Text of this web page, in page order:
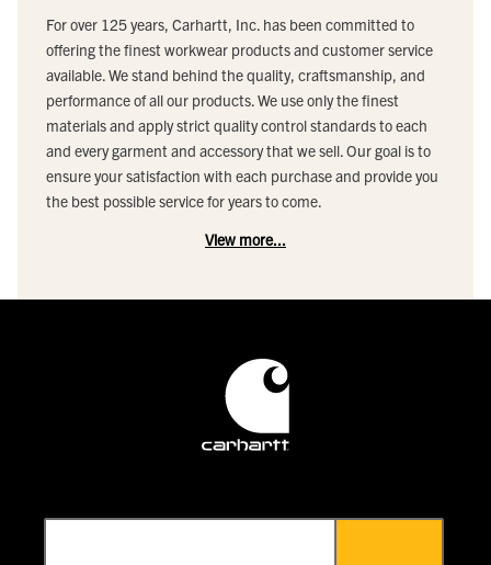
For over 125 years, Carhartt, Inc. has been committed to
offering the finest workwear products and customer service
available. We stand behind the quality, craftsmanship, and
performance of all our products. We use only the finest
materials and apply strict quality control standards to each
and every garment and accessory that we sell. Our goal is to
ensure your satisfaction with each purchase and provide you
the best possible service for years to come.
View more...